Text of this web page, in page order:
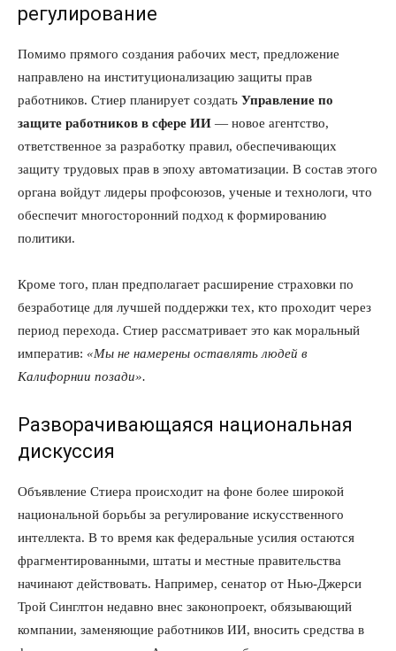
регулирование
Помимо прямого создания рабочих мест, предложение
направлено на институционализацию защиты прав
работников. Стиер планирует создать Управление по
защите работников в сфере ИИ — новое агентство,
ответственное за разработку правил, обеспечивающих
защиту трудовых прав в эпоху автоматизации. В состав этого
органа войдут лидеры профсоюзов, ученые и технологи, что
обеспечит многосторонний подход к формированию
политики.
Кроме того, план предполагает расширение страховки по
безработице для лучшей поддержки тех, кто проходит через
период перехода. Стиер рассматривает это как моральный
императив: «Мы не намерены оставлять людей в
Калифорнии позади».
Разворачивающаяся национальная
дискуссия
Объявление Стиера происходит на фоне более широкой
национальной борьбы за регулирование искусственного
интеллекта. В то время как федеральные усилия остаются
фрагментированными, штаты и местные правительства
начинают действовать. Например, сенатор от Нью-Джерси
Трой Синглтон недавно внес законопроект, обязывающий
компании, заменяющие работников ИИ, вносить средства в